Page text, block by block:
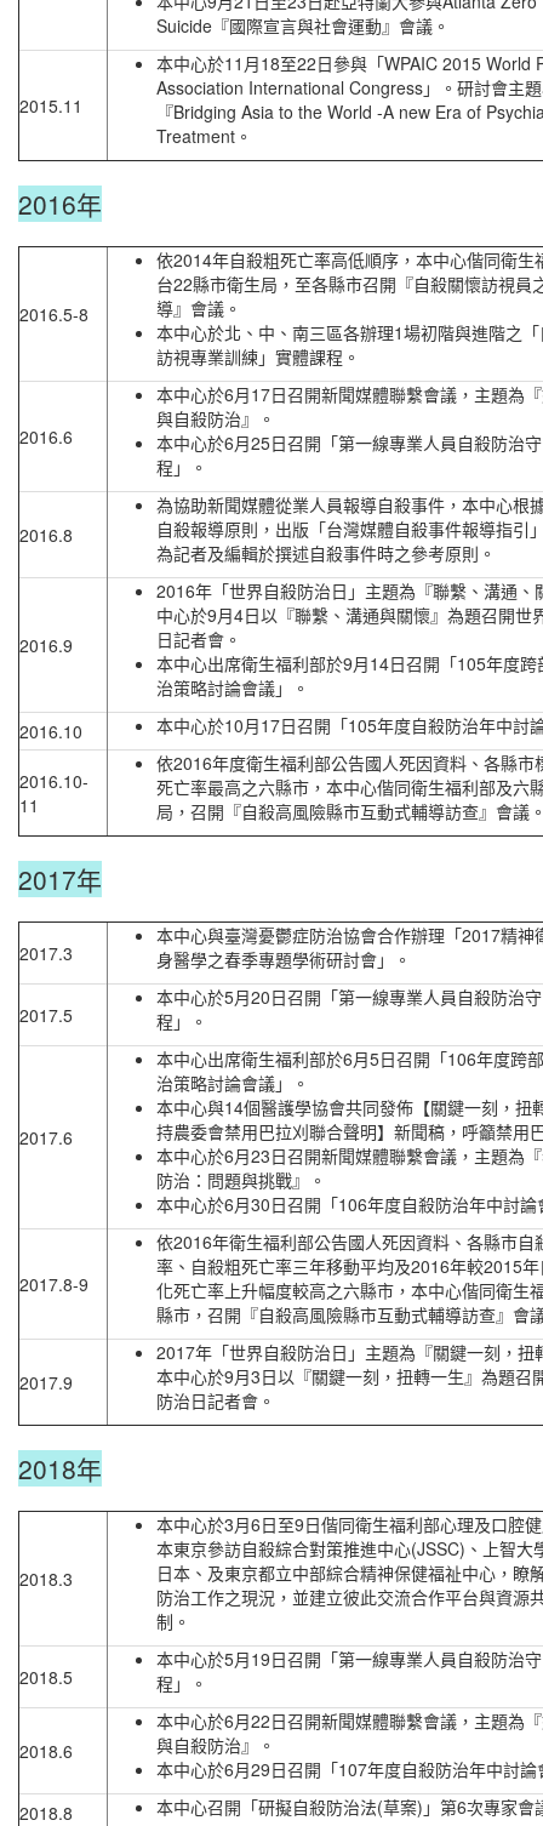
Suicide『國際宣言與社會運動』會議。
2015.11
本中心於11月18至22日參與「WPAIC 2015 World
Association International Congress」。研討會主
『Bridging Asia to the World -A new Era of
Treatment。
2016年
2016.5-8
依2014年自殺粗死亡率高低順序，本中心偕同衛生
台22縣市衛生局，至各縣市召開『自殺關懷訪視員
導』會議。
本中心於北、中、南三區各辦理1場初階與進階之
訪視專業訓練」實體課程。
2016.6
本中心於6月17日召開新聞媒體聯繫會議，主題為
與自殺防治』。
本中心於6月25日召開「第一線專業人員自殺防治
程」。
2016.8
為協助新聞媒體從業人員報導自殺事件，本中心根
自殺報導原則，出版「台灣媒體自殺事件報導指引
為記者及編輯於撰述自殺事件時之參考原則。
2016.9
2016年「世界自殺防治日」主題為『聯繫、溝通、
中心於9月4日以『聯繫、溝通與關懷』為題召開世
日記者會。
本中心出席衛生福利部於9月14日召開「105年度跨
治策略討論會議」。
2016.10
本中心於10月17日召開「105年度自殺防治年中討
2016.10-
11
依2016年度衛生福利部公告國人死因資料、各縣市
死亡率最高之六縣市，本中心偕同衛生福利部及六
局，召開『自殺高風險縣市互動式輔導訪查』會議
2017年
2017.3
本中心與臺灣憂鬱症防治協會合作辦理「2017精神
身醫學之春季專題學術研討會」。
2017.5
本中心於5月20日召開「第一線專業人員自殺防治
程」。
2017.6
本中心出席衛生福利部於6月5日召開「106年度跨
治策略討論會議」。
本中心與14個醫護學協會共同發佈【關鍵一刻，扭
持農委會禁用巴拉刈聯合聲明】新聞稿，呼籲禁用
本中心於6月23日召開新聞媒體聯繫會議，主題為
防治：問題與挑戰』。
本中心於6月30日召開「106年度自殺防治年中討論
2017.8-9
依2016年衛生福利部公告國人死因資料、各縣市自
率、自殺粗死亡率三年移動平均及2016年較2015
化死亡率上升幅度較高之六縣市，本中心偕同衛生
縣市，召開『自殺高風險縣市互動式輔導訪查』會
2017.9
2017年「世界自殺防治日」主題為『關鍵一刻，扭
本中心於9月3日以『關鍵一刻，扭轉一生』為題召
防治日記者會。
2018年
2018.3
本中心於3月6日至9日偕同衛生福利部心理及口腔
本東京參訪自殺綜合對策推進中心(JSSC)、上智大
日本、及東京都立中部綜合精神保健福祉中心，瞭
防治工作之現況，並建立彼此交流合作平台與資源
制。
2018.5
本中心於5月19日召開「第一線專業人員自殺防治
程」。
2018.6
本中心於6月22日召開新聞媒體聯繫會議，主題為
與自殺防治』。
本中心於6月29日召開「107年度自殺防治年中討論
2018.8
本中心召開「研擬自殺防治法(草案)」第6次專家會